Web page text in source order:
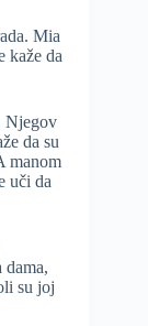
Mia
kaže da
Njegov
da su
manom
uči da
dama,
su joj